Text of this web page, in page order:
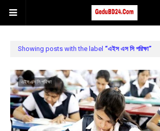
Showing posts with the label এইস এস সি পরিক্ষা
এইস এস সি পরিক্ষা